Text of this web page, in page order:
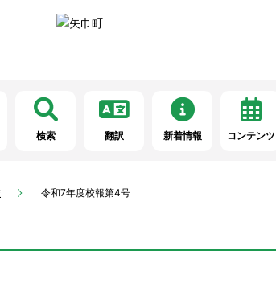
検索 翻訳 新着情報 コンテンツ
令和7年度校報第4号